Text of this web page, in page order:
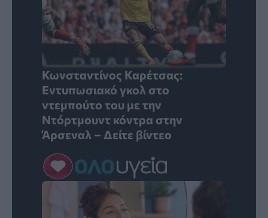
Κωνσταντίνος Καρέτσας:
Εντυπωσιακό γκολ στο
ντεμπούτο του με την
Ντόρτμουντ κόντρα στην
Άρσεναλ – Δείτε βίντεο